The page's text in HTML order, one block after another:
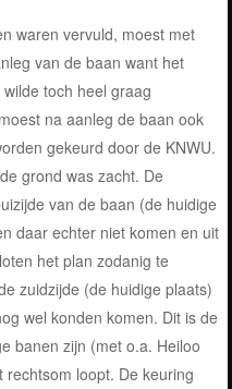
waren vervuld, moest met
van de baan want het
toch heel graag
na aanleg de baan ook
gekeurd door de KNWU.
grond was zacht. De
van de baan (de huidige
daar echter niet komen en uit
het plan zodanig te
zuidzijde (de huidige plaats)
wel konden komen. Dit is de
banen zijn (met o.a. Heiloo
loopt. De keuring